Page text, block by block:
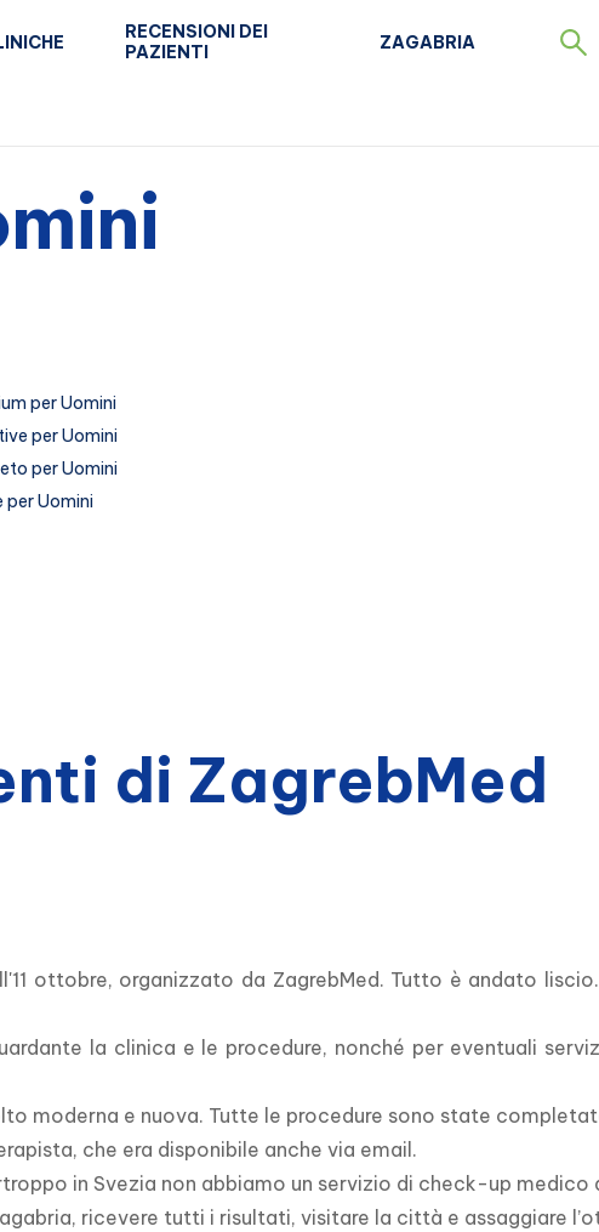
RECENSIONI DEI
PAZIENTI
ZAGABRIA
per Uomini
per Uomini
per Uomini
per Uomini
di ZagrebMed
ottobre, organizzato da ZagrebMed. Tutto è andato
la clinica e le procedure, nonché per eventuali
moderna e nuova. Tutte le procedure sono state
che era disponibile anche via email.
in Svezia non abbiamo un servizio di check-up
ricevere tutti i risultati, visitare la città e assaggiare